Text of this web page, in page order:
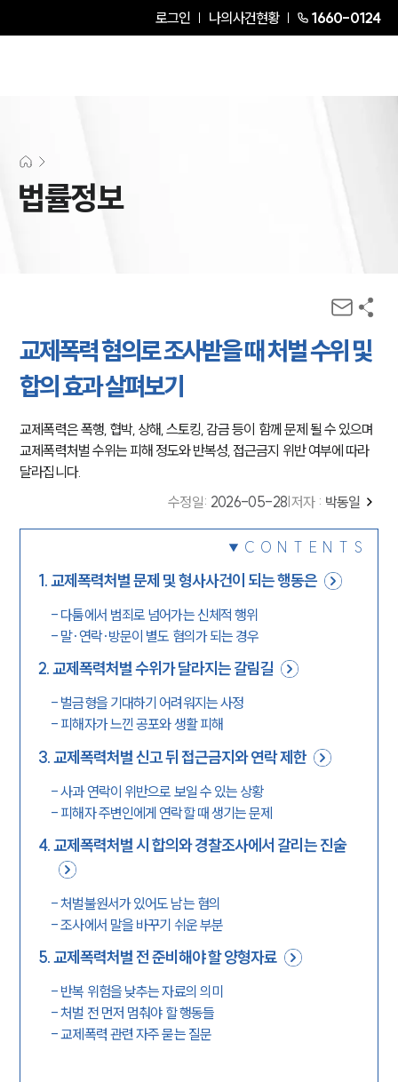
로그인 나의사건현황 1660-0124
법률정보
교제폭력 혐의로 조사받을 때 처벌 수위 및
합의 효과 살펴보기
교제폭력은 폭행, 협박, 상해, 스토킹, 감금 등이 함께 문제 될 수 있으며
교제폭력처벌 수위는 피해 정도와 반복성, 접근금지 위반 여부에 따라
달라집니다.
수정일: 2026-05-28 저자 : 박동일
CONTENTS
1.교제폭력처벌 문제 및 형사사건이 되는 행동은
- 다툼에서 범죄로 넘어가는 신체적 행위
- 말·연락·방문이 별도 혐의가 되는 경우
2.교제폭력처벌 수위가 달라지는 갈림길
- 벌금형을 기대하기 어려워지는 사정
- 피해자가 느낀 공포와 생활 피해
3.교제폭력처벌 신고 뒤 접근금지와 연락 제한
-사과 연락이 위반으로 보일 수 있는 상황
- 피해자 주변인에게 연락할 때 생기는 문제
4.교제폭력처벌 시 합의와 경찰조사에서 갈리는 진술
-처벌불원서가 있어도 남는 혐의
-조사에서 말을 바꾸기 쉬운 부분
5.교제폭력처벌 전 준비해야 할 양형자료
- 반복 위험을 낮추는 자료의 의미
-처벌 전 먼저 멈춰야 할 행동들
-교제폭력 관련 자주 묻는 질문